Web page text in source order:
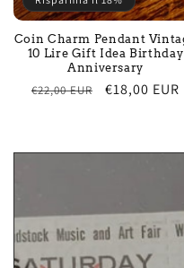
Coin Charm Pendant
10 Lire Gift Idea Birthday
Anniversary
Regular
€22,00 EUR
Sale
€18,00 EUR